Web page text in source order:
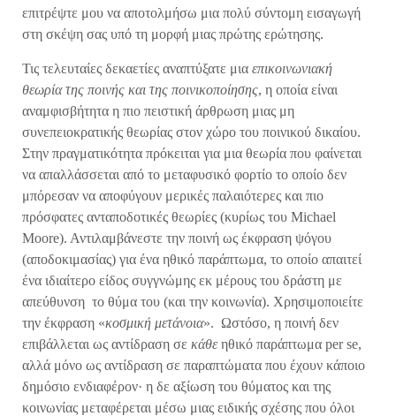
επιτρέψτε μου να αποτολμήσω μια πολύ σύντομη εισαγωγή
στη σκέψη σας υπό τη μορφή μιας πρώτης ερώτησης.
Τις τελευταίες δεκαετίες αναπτύξατε μια επικοινωνιακή
θεωρία της ποινής και της ποινικοποίησης, η οποία είναι
αναμφισβήτητα η πιο πειστική άρθρωση μιας μη
συνεπειοκρατικής θεωρίας στον χώρο του ποινικού δικαίου.
Στην πραγματικότητα πρόκειται για μια θεωρία που φαίνεται
να απαλλάσσεται από το μεταφυσικό φορτίο το οποίο δεν
μπόρεσαν να αποφύγουν μερικές παλαιότερες και πιο
πρόσφατες ανταποδοτικές θεωρίες (κυρίως του Michael
Moore). Αντιλαμβάνεστε την ποινή ως έκφραση ψόγου
(αποδοκιμασίας) για ένα ηθικό παράπτωμα, το οποίο απαιτεί
ένα ιδιαίτερο είδος συγγνώμης εκ μέρους του δράστη με
απεύθυνση το θύμα του (και την κοινωνία). Χρησιμοποιείτε
την έκφραση «κοσμική μετάνοια». Ωστόσο, η ποινή δεν
επιβάλλεται ως αντίδραση σε κάθεηθικό παράπτωμα per se,
αλλά μόνο ως αντίδραση σε παραπτώματα που έχουν κάποιο
δημόσιο ενδιαφέρον· η δε αξίωση του θύματος και της
κοινωνίας μεταφέρεται μέσω μιας ειδικής σχέσης που όλοι